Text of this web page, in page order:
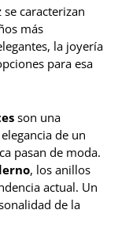
se caracterizan
más
la joyería
para esa
son una
de un
pasan de moda.
, los anillos
actual. Un
de la